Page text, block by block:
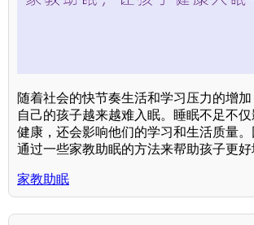
随着社会的快节奏生活和学习压力的增
自己的孩子越来越难入眠。睡眠不足不
健康，还会影响他们的学习和生活质量
通过一些家教助眠的方法来帮助孩子更好
家教助眠